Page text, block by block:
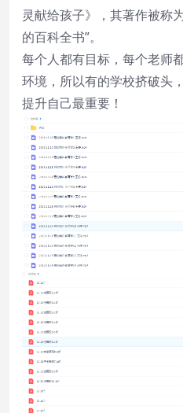
灵献给孩子》，其著作被称
的百科全书”。
每个人都有目标，每个老师
环境，所以有的学校挤破头
提升自己最重要！